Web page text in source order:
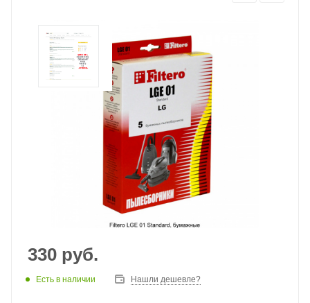
330 руб.
Есть в наличии Нашли дешевле?